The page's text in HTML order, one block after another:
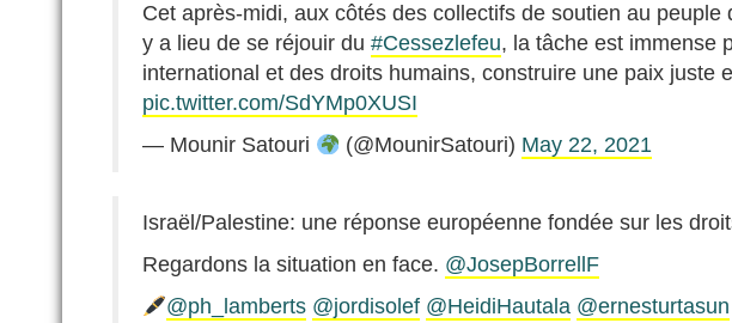
Cet après-midi, aux côtés des collectifs de soutien au peuple
y a lieu de se réjouir du #Cessezlefeu, la tâche est immense
international et des droits humains, construire une paix juste
pic.twitter.com/SdYMp0XUSI
— Mounir Satouri
(@MounirSatouri) May 22, 2021
Israël/Palestine: une réponse européenne fondée sur les
Regardons la situation en face. @JosepBorrellF
@ph_lamberts @jordisolef @HeidiHautala @ernesturtasun